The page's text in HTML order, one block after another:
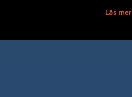
Läs mer